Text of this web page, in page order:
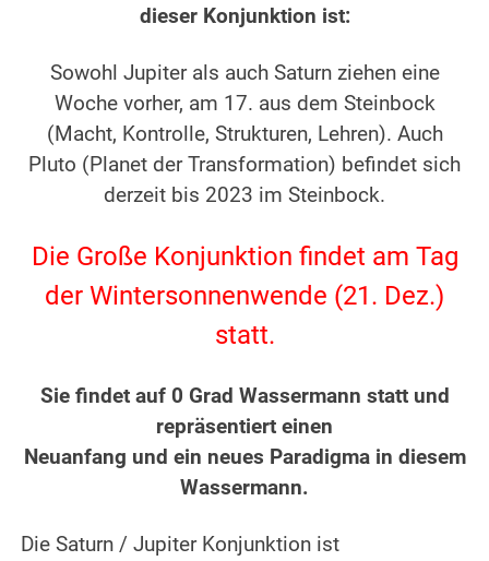
dieser Konjunktion ist:
Sowohl Jupiter als auch Saturn ziehen eine
Woche vorher, am 17. aus dem Steinbock
(Macht, Kontrolle, Strukturen, Lehren). Auch
Pluto (Planet der Transformation) befindet sich
derzeit bis 2023 im Steinbock.
Die Große Konjunktion findet am Tag
der Wintersonnenwende (21. Dez.)
statt.
Sie findet auf 0 Grad Wassermann statt und
repräsentiert einen
Neuanfang und ein neues Paradigma in diesem
Wassermann.
Die Saturn / Jupiter Konjunktion ist